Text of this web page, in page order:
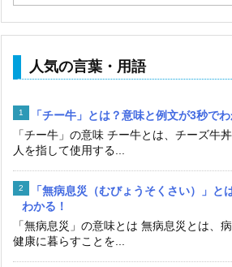
人気の言葉・用語
「チー牛」とは？意味と例文が3秒でわ
「チー牛」の意味 チー牛とは、チーズ牛
人を指して使用する...
「無病息災（むびょうそくさい）」と
わかる！
「無病息災」の意味とは 無病息災とは、
健康に暮らすことを...